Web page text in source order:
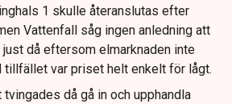
1 skulle återanslutas efter
Vattenfall såg ingen anledning att
då eftersom elmarknaden inte
tillfället var priset helt enkelt för lågt.
då gå in och upphandla